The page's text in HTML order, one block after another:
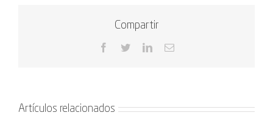
Compartir
Facebook
TwitterLinkedInCorreo
Artículos relacionados